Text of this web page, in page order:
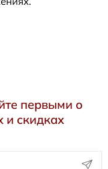
первыми о
и скидках